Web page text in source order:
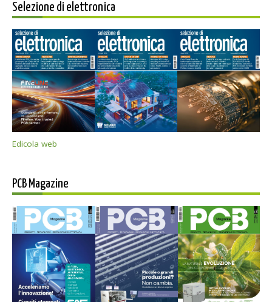
Selezione di elettronica
Edicola web
PCB Magazine